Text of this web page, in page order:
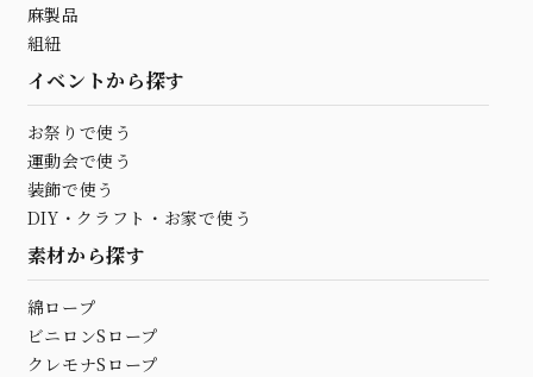
麻製品
組紐
イベントから探す
お祭りで使う
運動会で使う
装飾で使う
DIY・クラフト・お家で使う
素材から探す
綿ロープ
ビニロンSロープ
クレモナSロープ